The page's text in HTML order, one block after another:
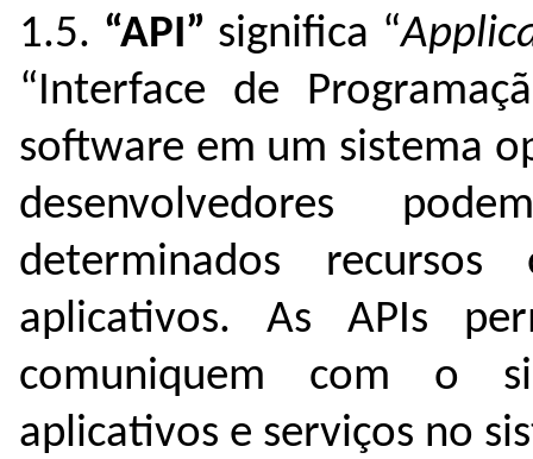
1.5. “API” significa “
“Interface de
software em um sistema
desenvolvedores
determinados
aplicativos. As APIs
comuniquem com o
aplicativos e serviços no